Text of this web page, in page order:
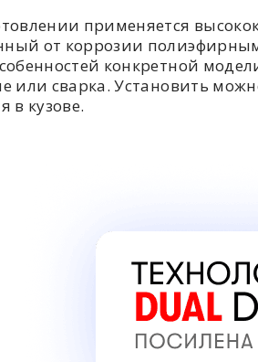
применяется
от коррозии
конкретной
или сварка. Установить
в кузове.